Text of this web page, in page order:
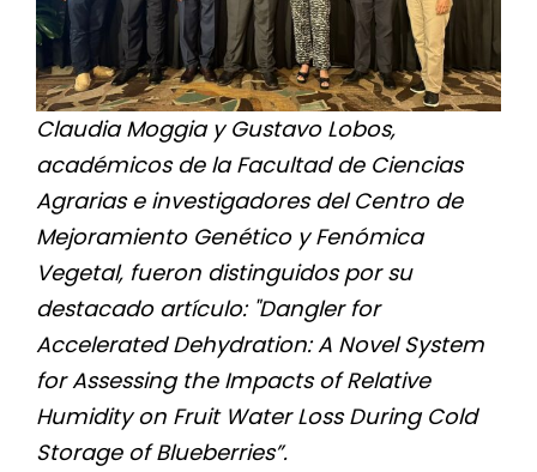
Claudia Moggia y Gustavo Lobos,
académicos de la Facultad de Ciencias
Agrarias e investigadores del Centro de
Mejoramiento Genético y Fenómica
Vegetal, fueron distinguidos por su
destacado artículo: "Dangler for
Accelerated Dehydration: A Novel System
for Assessing the Impacts of Relative
Humidity on Fruit Water Loss During Cold
Storage of Blueberries”.